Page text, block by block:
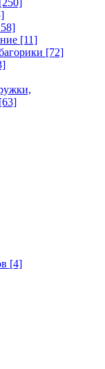
[250]
[11]
[72]
[63]
[4]